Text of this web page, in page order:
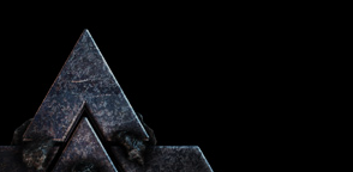
Powered By :